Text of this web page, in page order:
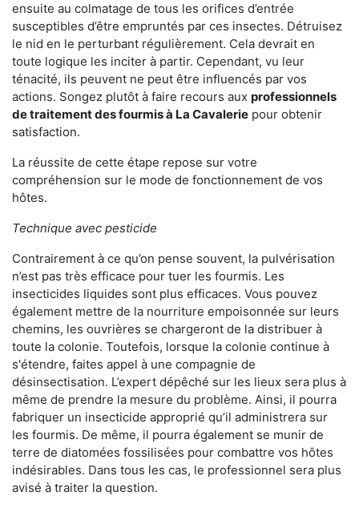
ensuite au colmatage de tous les orifices d’entrée
susceptibles d’être empruntés par ces insectes. Détruisez
le nid en le perturbant régulièrement. Cela devrait en
toute logique les inciter à partir. Cependant, vu leur
ténacité, ils peuvent ne peut être influencés par vos
actions. Songez plutôt à faire recours aux professionnels
de traitement des fourmis à La Cavalerie pour obtenir
satisfaction.
La réussite de cette étape repose sur votre
compréhension sur le mode de fonctionnement de vos
hôtes.
Technique avec pesticide
Contrairement à ce qu’on pense souvent, la pulvérisation
n’est pas très efficace pour tuer les fourmis. Les
insecticides liquides sont plus efficaces. Vous pouvez
également mettre de la nourriture empoisonnée sur leurs
chemins, les ouvrières se chargeront de la distribuer à
toute la colonie. Toutefois, lorsque la colonie continue à
s'étendre, faites appel à une compagnie de
désinsectisation. L’expert dépêché sur les lieux sera plus à
même de prendre la mesure du problème. Ainsi, il pourra
fabriquer un insecticide approprié qu’il administrera sur
les fourmis. De même, il pourra également se munir de
terre de diatomées fossilisées pour combattre vos hôtes
indésirables. Dans tous les cas, le professionnel sera plus
avisé à traiter la question.